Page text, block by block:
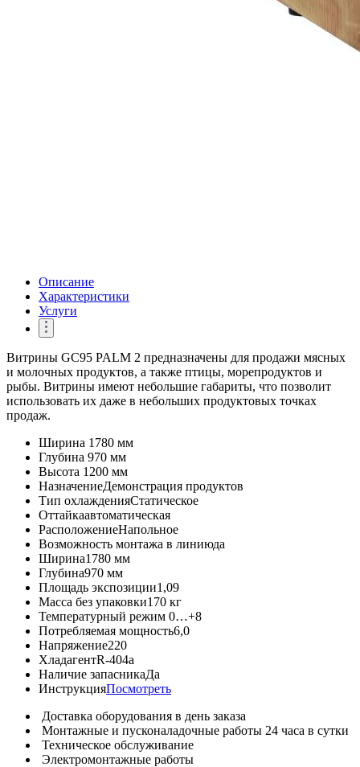
Описание
Характеристики
Услуги
Витрины GC95 PALM 2 предназначены для продажи мясных
и молочных продуктов, а также птицы, морепродуктов и
рыбы. Витрины имеют небольшие габариты, что позволит
использовать их даже в небольших продуктовых точках
продаж.
Ширина 1780 мм
Глубина 970 мм
Высота 1200 мм
НазначениеДемонстрация продуктов
Тип охлажденияСтатическое
Оттайкаавтоматическая
РасположениеНапольное
Возможность монтажа в линиюда
Ширина1780 мм
Глубина970 мм
Площадь экспозиции1,09
Масса без упаковки170 кг
Температурный режим 0…+8
Потребляемая мощность6,0
Напряжение220
ХладагентR-404a
Наличие запасникаДа
ИнструкцияПосмотреть
Доставка оборудования в день заказа
Монтажные и пусконаладочные работы 24 часа в сутки
Техническое обслуживание
Электромонтажные работы